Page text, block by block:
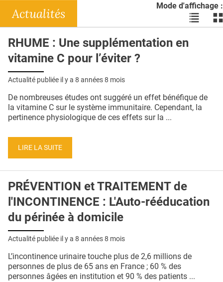
DOSSIERS
RÉSEAUX
E-REVUE SAD
QUI SOMMES-NOUS ?
CONDITIONS GÉNÉRALES
CRÉDITS
Mode d'affichage :
Voir
les
les
Actualités
RHUME : Une supplémentation en
vitamine C pour l’éviter ?
Actualité publiée il y a 8 années 8 mois
De nombreuses études ont suggéré un effet bénéfique de
la vitamine C sur le système immunitaire. Cependant, la
pertinence physiologique de ces effets sur la ...
LIRE LA SUITE
PRÉVENTION et TRAITEMENT de
l'INCONTINENCE : L'Auto-rééducation
du périnée à domicile
Actualité publiée il y a 8 années 8 mois
L’incontinence urinaire touche plus de 2,6 millions de
personnes de plus de 65 ans en France ; 60 % des
personnes âgées en institution et 90 % des patients ...